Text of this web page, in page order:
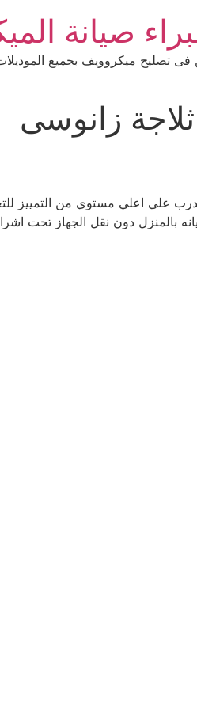
صيانة
تصليح ميكروويف بجميع
زانوسى
علي اعلي مستوي من التمييز
بالمنزل دون نقل الجهاز